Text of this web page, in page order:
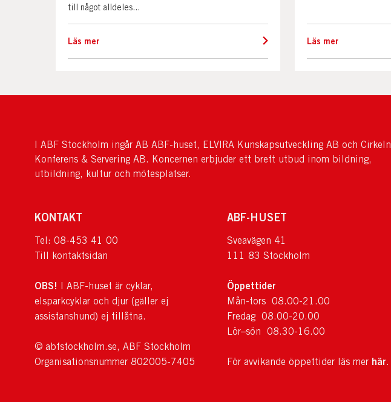
till något alldeles...
Läs mer Läs mer
I ABF Stockholm ingår AB ABF-huset, ELVIRA Kunskapsutveckling AB och Cirkeln
Konferens & Servering AB. Koncernen erbjuder ett brett utbud inom bildning,
utbildning, kultur och mötesplatser.
KONTAKT
Tel: 08-453 41 00
Till kontaktsidan
OBS! I ABF-huset är cyklar,
elsparkcyklar och djur (gäller ej
assistanshund) ej tillåtna.
© abfstockholm.se, ABF Stockholm
Organisationsnummer 802005-7405
ABF-HUSET
Sveavägen 41
111 83 Stockholm
Öppettider
Mån-tors 08.00-21.00
Fredag 08.00-20.00
Lör–sön 08.30-16.00
För avvikande öppettider läs mer här.